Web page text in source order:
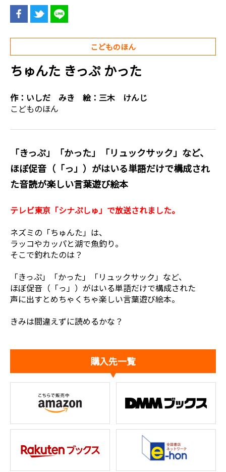
こどものほん
ちゅんた きっぷ かった
作： いしだ みき 絵： 三木 けんじ
こどものほん
「きっぷ」「かった」「リュックサック」など、
ほぼ促音（「っ」）がはいる単語だけで構成され
た音読が楽しい言葉遊び絵本
テレビ東京「シナぷしゅ」で放送されました。
ネズミの「ちゅんた」は、
ラッコやカッパと湖で魚釣り。
そこで釣れたのは？
「きっぷ」「かった」「リュックサック」など、
ほぼ促音（「っ」）がはいる単語だけで構成された
声に出すとめちゃくちゃ楽しい言葉遊び絵本。
きみは間違えずに読めるかな？
購入先一覧